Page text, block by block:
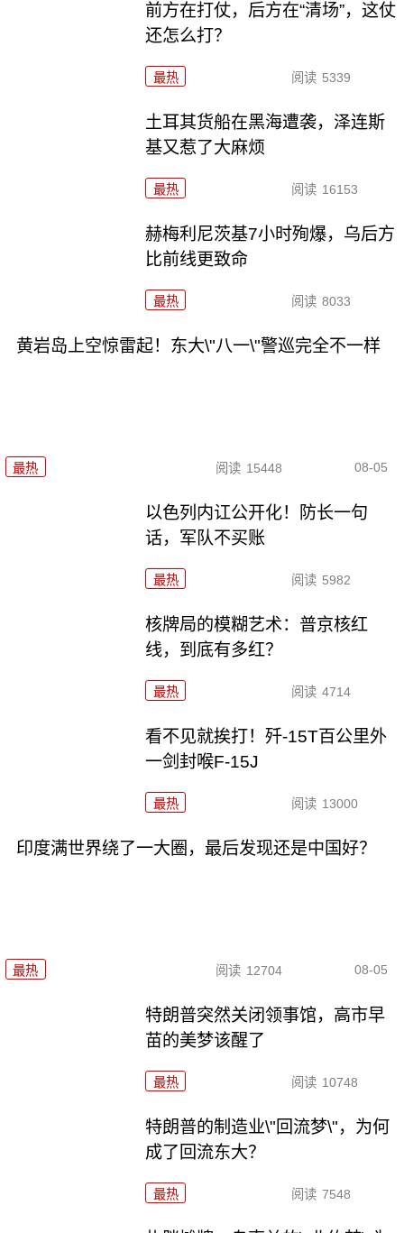
前方在打仗，后方在“清场”，这仗
还怎么打？
最热 阅读 5339
土耳其货船在黑海遭袭，泽连斯
基又惹了大麻烦
最热 阅读 16153
赫梅利尼茨基7小时殉爆，乌后方
比前线更致命
最热 阅读 8033
黄岩岛上空惊雷起！东大\"八一\"警巡完全不一样
最热 阅读 15448 08-05
以色列内讧公开化！防长一句
话，军队不买账
最热 阅读 5982
核牌局的模糊艺术：普京核红
线，到底有多红？
最热 阅读 4714
看不见就挨打！歼-15T百公里外
一剑封喉F-15J
最热 阅读 13000
印度满世界绕了一大圈，最后发现还是中国好？
最热 阅读 12704 08-05
特朗普突然关闭领事馆，高市早
苗的美梦该醒了
最热 阅读 10748
特朗普的制造业\"回流梦\"，为何
成了回流东大？
最热 阅读 7548